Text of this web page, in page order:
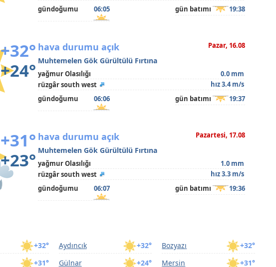
gündoğumu
06:05 gün batımı 19:38
+32°
+24°
Pazar, 16.08
hava durumu açık
Muhtemelen Gök Gürültülü Fırtına
yağmur Olasılığı
0.0 mm
rüzgâr south west
hız 3.4 m/s
gündoğumu
06:06 gün batımı 19:37
+31°
+23°
Pazartesi, 17.08
hava durumu açık
Muhtemelen Gök Gürültülü Fırtına
yağmur Olasılığı
1.0 mm
rüzgâr south west
hız 3.3 m/s
gündoğumu
06:07 gün batımı 19:36
+32° +32°
Aydıncık +32°
Bozyazı
+31°
+24°
Gülnar +31°
Mersin